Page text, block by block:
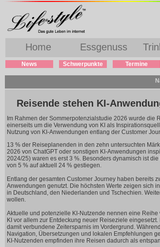
Home Essgenuss
News Schwerpunkte Termine
Reisende stehen KI-
Im Rahmen der Sommerpotenzialstudie 2026 wurde
einerseits um die Verwendung von KI als
Nutzung von KI-Anwendungen entlang der Customer
13 % der Reiseplanenden in den zehn untersuchten
2026 von ChatGPT oder sonstigen KI-Anwendungen
2024/25) waren es erst 3 %. Besonders dynamisch ist
von 5 % auf aktuell 24 % gestiegen.
Entlang der gesamten Customer Journey haben bereits
Anwendungen genutzt. Die höchsten Werte zeigen sich
in Deutschland, den Niederlanden und Tschechien.
wollen.
Aktuelle und potenzielle KI-Nutzende nennen eine
KI vor allem zur Entdeckung neuer Reiseziele
damit verbundene Zeitersparnis im Vordergrund.
Navigation, Übersetzungen und lokalen Empfehlungen
KI-Nutzenden empfinden ihre Reisen dadurch als